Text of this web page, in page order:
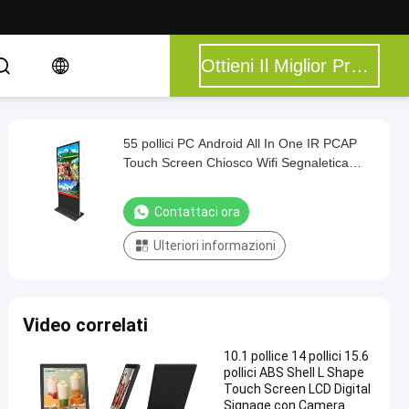
Ottieni Il Miglior Prezzo
55 pollici PC Android All In One IR PCAP
Touch Screen Chiosco Wifi Segnaletica
Contattaci ora
Ulteriori informazioni
Video correlati
10.1 pollice 14 pollici 15.6
pollici ABS Shell L Shape
Touch Screen LCD Digital
Signage con Camera